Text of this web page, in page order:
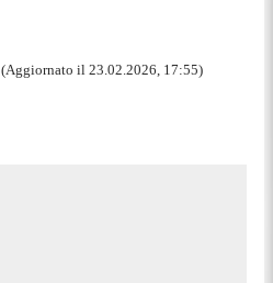
(Aggiornato il 23.02.2026, 17:55)